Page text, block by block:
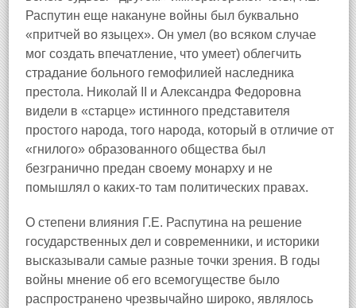
Распутин еще накануне войны был буквально
«притчей во языцех». Он умел (во всяком случае
мог создать впечатление, что умеет) облегчить
страдание больного гемофилией наследника
престола. Николай II и Александра Федоровна
видели в «старце» истинного представителя
простого народа, того народа, который в отличие от
«гнилого» образованного общества был
безгранично предан своему монарху и не
помышлял о каких-то там политических правах.
О степени влияния Г.Е. Распутина на решение
государственных дел и современники, и историки
высказывали самые разные точки зрения. В годы
войны мнение об его всемогуществе было
распространено чрезвычайно широко, являлось